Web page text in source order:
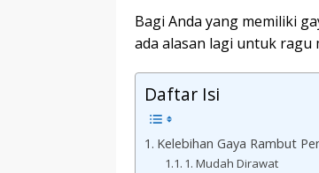
Bagi Anda yang memiliki
ada alasan lagi untuk
Daftar Isi
Kelebihan Gaya Rambut
1. Mudah Dirawat